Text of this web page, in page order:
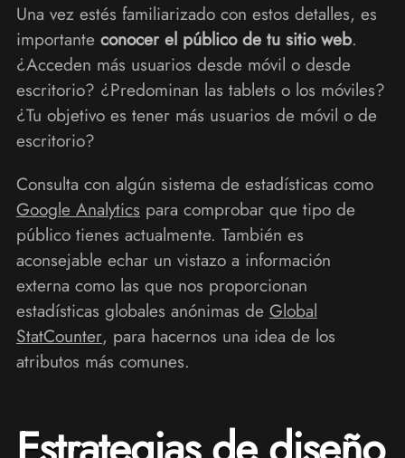
Una vez estés familiarizado con estos detalles, es
importante conocer el público de tu sitio web.
¿Acceden más usuarios desde móvil o desde
escritorio? ¿Predominan las tablets o los móviles?
¿Tu objetivo es tener más usuarios de móvil o de
escritorio?
Consulta con algún sistema de estadísticas como
Google Analytics para comprobar que tipo de
público tienes actualmente. También es
aconsejable echar un vistazo a información
externa como las que nos proporcionan
estadísticas globales anónimas de Global
StatCounter, para hacernos una idea de los
atributos más comunes.